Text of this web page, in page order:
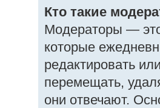
Кто такие
Модераторы —
которые
редактировать
перемещать,
они отвечают.